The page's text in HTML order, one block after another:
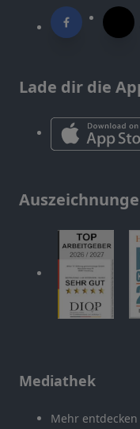
Lade dir die
Mediathek
Mehr entdecken